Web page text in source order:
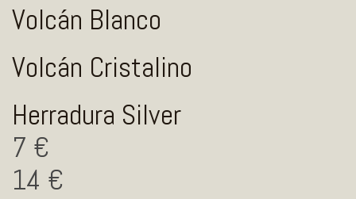
Volcán Blanco
Volcán Cristalino
Herradura Silver
7
14